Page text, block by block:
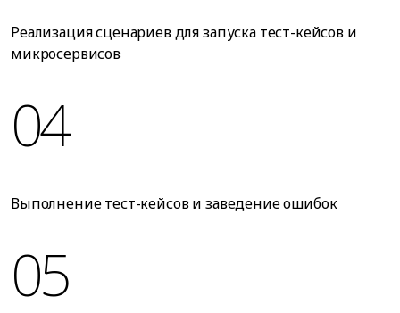
Реализация сценариев для запуска тест-кейсов и
микросервисов
04
Выполнение тест-кейсов и заведение ошибок
05